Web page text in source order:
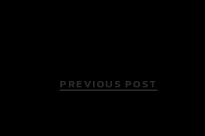
PREVIOUS POST